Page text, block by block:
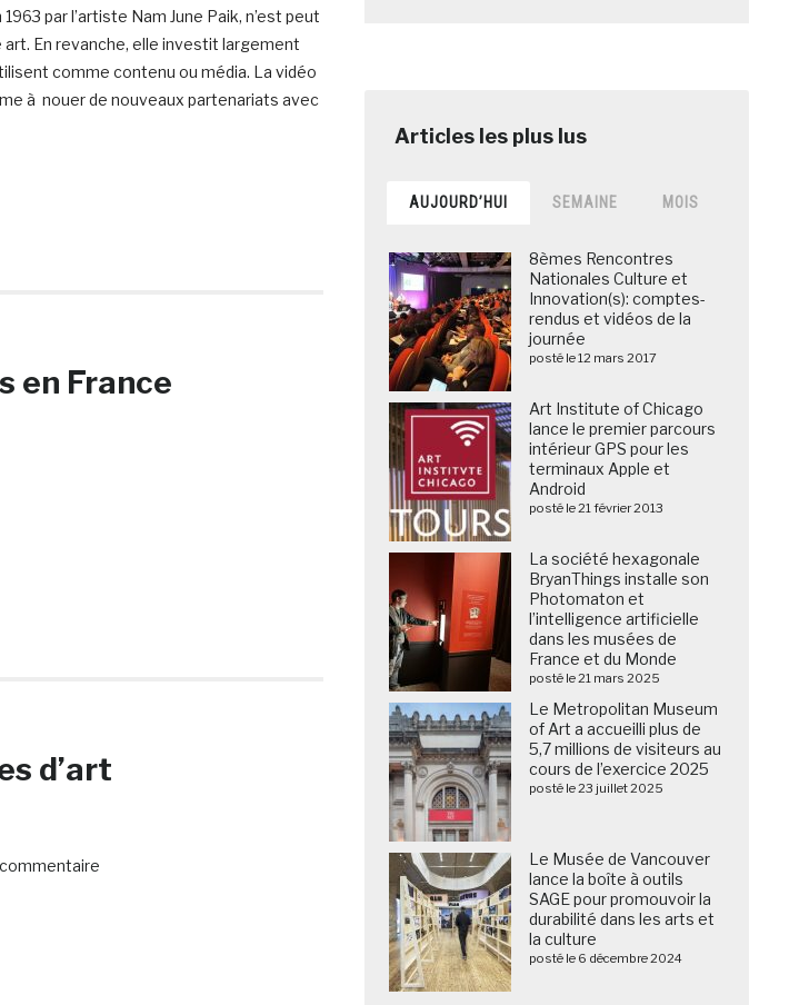
par l’artiste Nam June Paik, n’est peut
En revanche, elle investit largement
comme contenu ou média. La vidéo
à nouer de nouveaux partenariats avec
en France
d’art
AUJOURD’HUI SEMAINE MOIS
8èmes Rencontres
Nationales Culture et
Innovation(s): comptes-
rendus et vidéos de la
journée
posté le 12 mars 2017
Art Institute of Chicago
lance le premier parcours
intérieur GPS pour les
terminaux Apple et
Android
posté le 21 février 2013
La société hexagonale
BryanThings installe son
Photomaton et
l’intelligence artificielle
dans les musées de
France et du Monde
posté le 21 mars 2025
Le Metropolitan Museum
of Art a accueilli plus de
5,7 millions de visiteurs au
cours de l’exercice 2025
posté le 23 juillet 2025
Le Musée de Vancouver
lance la boîte à outils
SAGE pour promouvoir la
durabilité dans les arts et
la culture
posté le 6 décembre 2024